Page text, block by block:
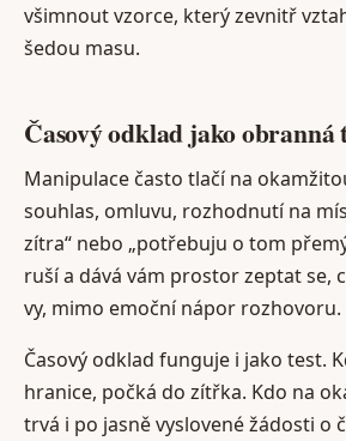
všimnout vzorce, který zevnitř
šedou masu.
Časový odklad jako obranná
Manipulace často tlačí na
souhlas, omluvu, rozhodnutí na
zítra“ nebo „potřebuju o tom
ruší a dává vám prostor zeptat se,
vy, mimo emoční nápor rozhovoru.
Časový odklad funguje i jako test.
hranice, počká do zítřka. Kdo na
trvá i po jasně vyslovené žádosti o